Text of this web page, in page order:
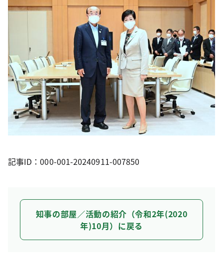
記事ID：000-001-20240911-007850
知事の部屋／活動の紹介（令和2年(2020
年)10月）に戻る